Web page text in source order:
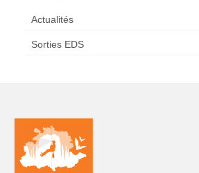
Galerie Karsts
Galerie Canyons
Blog
Presse
Actualités
Sorties EDS